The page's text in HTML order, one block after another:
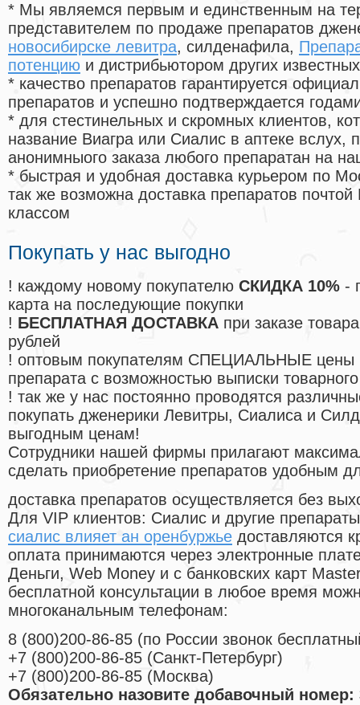
* Мы являемся первым и единственным на
представителем по продаже препаратов
новосибирске левитра, силденафила,
потенцию и дистрибьютором других
* качество препаратов гарантируется
препаратов и успешно подтверждается
* для стестинельных и скромных клиентов,
название Виагра или Сиалис в аптеке вслух,
анонимныого заказа любого препаратан на
* быстрая и удобная доставка курьером по
так же возможна доставка препаратов
классом
Покупать у нас выгодно
! каждому новому покупателю СКИДКА 10% -
карта на последующие покупки
! БЕСПЛАТНАЯ ДОСТАВКА при заказе
рублей
! оптовым покупателям СПЕЦИАЛЬНЫЕ цены
препарата с возможностью выписки
! так же у нас постоянно проводятся
покупать дженерики Левитры, Сиалиса и
выгодным ценам!
Cотрудники нашей фирмы прилагают
сделать приобретение препаратов удобным
доставка препаратов осуществляется без
Для VIP клиентов: Сиалис и другие
сиалис влияет ан оренбуржье доставляются
оплата принимаются через электронные
Деньги, Web Money и с банковских карт
бесплатной консультации в любое время
многоканальным телефонам:
8 (800)200-86-85 (по России звонок
+7 (800)200-86-85 (Санкт-Петербург)
+7 (800)200-86-85 (Москва)
Обязательно назовите добавочный номер: